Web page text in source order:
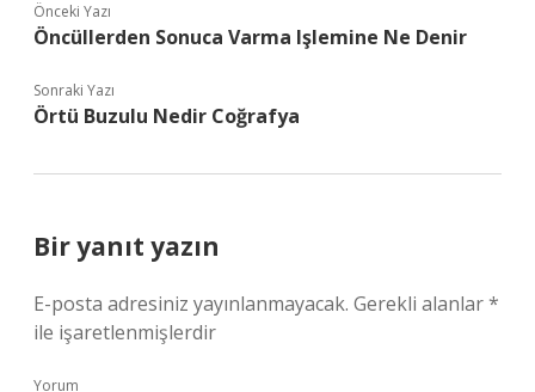
Önceki Yazı
Öncüllerden Sonuca Varma Işlemine Ne Denir
Sonraki Yazı
Örtü Buzulu Nedir Coğrafya
Bir yanıt yazın
E-posta adresiniz yayınlanmayacak. Gerekli alanlar*
ile işaretlenmişlerdir
Yorum